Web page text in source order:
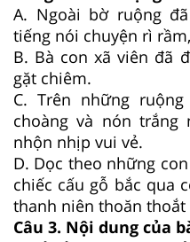
A. Ngoài bờ ruộng
tiếng nói chuyện rì
B. Bà con xã viên đã
gặt chiêm.
C. Trên những
choàng và nón trắng
nhộn nhịp vui vẻ.
D. Dọc theo những
chiếc cấu gỗ bắc qua
thanh niên thoăn
Câu 3. Nội dung của